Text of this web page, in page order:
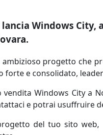
Windows
ambizioso progetto che
e consolidato,
Windows City a
e potrai usuffruire
del tuo sito